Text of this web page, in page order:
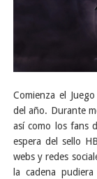
Comienza el
del año. Durante
así como los fans
espera del sello
webs y redes
la cadena